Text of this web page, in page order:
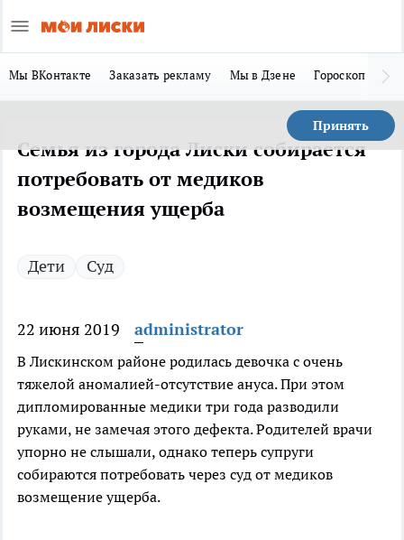
Мы ВКонтакте Заказать рекламу Мы в Дзене Гороскоп
Принять
Семья из города Лиски собирается
потребовать от медиков
возмещения ущерба
Дети Суд
22 июня 2019 administrator
В Лискинском районе родилась девочка с очень
тяжелой аномалией-отсутствие ануса. При этом
дипломированные медики три года разводили
руками, не замечая этого дефекта. Родителей врачи
упорно не слышали, однако теперь супруги
собираются потребовать через суд от медиков
возмещение ущерба.